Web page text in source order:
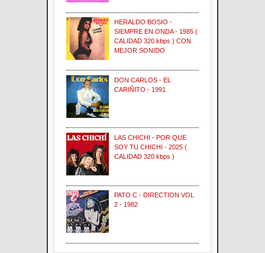
HERALDO BOSIO -
SIEMPRE EN ONDA - 1985 (
CALIDAD 320 kbps ) CON
MEJOR SONIDO
DON CARLOS - EL
CARIÑITO - 1991
LAS CHICHI - POR QUE
SOY TU CHICHI - 2025 (
CALIDAD 320 kbps )
PATO C - DIRECTION VOL
2 - 1982